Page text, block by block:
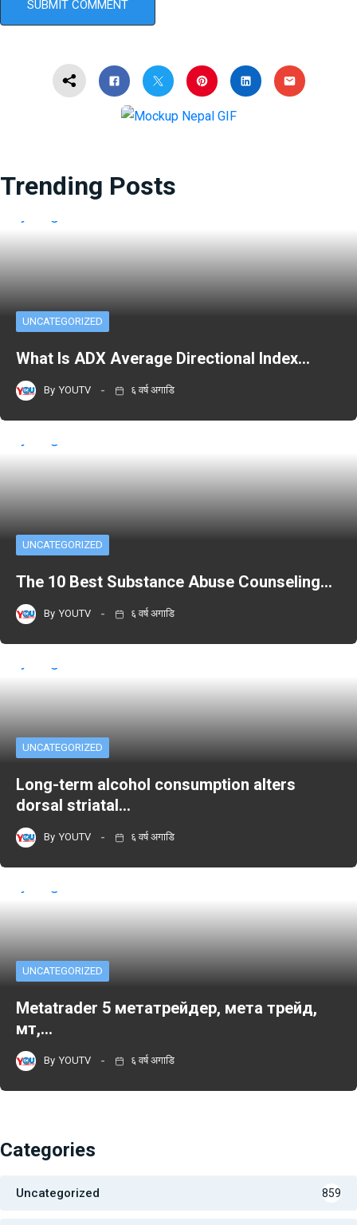
Trending Posts
UNCATEGORIZED
What Is ADX Average Directional Index…
By YOUTV ६ वर्ष अगाडि
UNCATEGORIZED
The 10 Best Substance Abuse Counseling…
By YOUTV ६ वर्ष अगाडि
UNCATEGORIZED
Long-term alcohol consumption alters
dorsal striatal…
By YOUTV ६ वर्ष अगाडि
UNCATEGORIZED
Metatrader 5 метатрейдер, мета трейд,
мт,…
By YOUTV ६ वर्ष अगाडि
Categories
Uncategorized 859